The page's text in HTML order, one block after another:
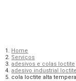
Home
Serviços
adesivos e colas loctite
adesivo industrial loctite
cola loctite alta